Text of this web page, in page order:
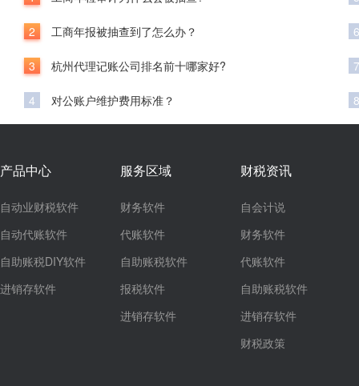
2 工商年报被抽查到了怎么办？
3 杭州代理记账公司排名前十哪家好?
4 对公账户维护费用标准？
6
7
8
产品中心
自动业财税软件
自动代账软件
自助账税DIY软件
进销存软件
服务区域
财务软件
代账软件
自助账税软件
报税软件
进销存软件
财税资讯
自会计说
财务软件
代账软件
自助账税软件
进销存软件
财税政策